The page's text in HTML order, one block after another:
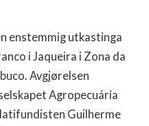
enstemmig utkastinga
i Jaqueira i Zona da
Avgjørelsen
Agropecuária
Guilherme